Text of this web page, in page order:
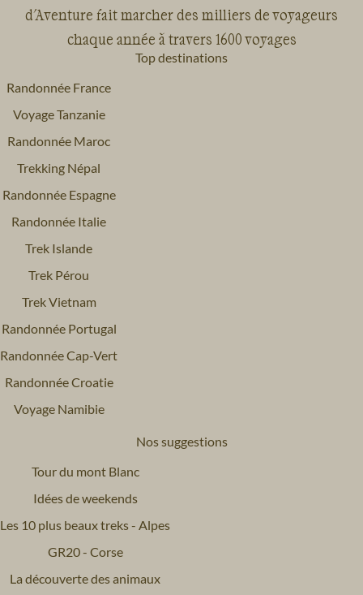
d'Aventure fait marcher des milliers de voyageurs
chaque année à travers 1600 voyages
Top destinations
Randonnée France
Voyage Tanzanie
Randonnée Maroc
Trekking Népal
Randonnée Espagne
Randonnée Italie
Trek Islande
Trek Pérou
Trek Vietnam
Randonnée Portugal
Randonnée Cap-Vert
Randonnée Croatie
Voyage Namibie
Nos suggestions
Tour du mont Blanc
Idées de weekends
Les 10 plus beaux treks - Alpes
GR20 - Corse
La découverte des animaux